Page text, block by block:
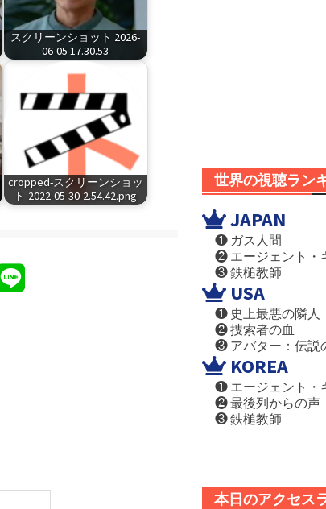
スクリーンショット 2026-
06-05 17.30.53
cropped-スクリーンショッ
ト-2022-05-30-2.54.42.png
世界の視聴ラン
JAPAN
❶ ガス人間
❷ エージェント・
❸ 鉄槌教師
USA
❶ 史上最悪の隣人
❷ 捜索者の血
❸ アバター：伝説
KOREA
❶ エージェント・
❷ 最後列からの声
❸ 鉄槌教師
本日のアクセス